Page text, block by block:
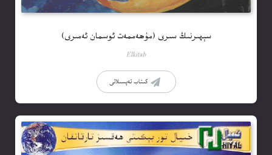
سېھىرنىڭ سىرى (مۇھەممەت ئوسمان ئەمىرى)
Elkitab
كىتاب تەپسىلاتى